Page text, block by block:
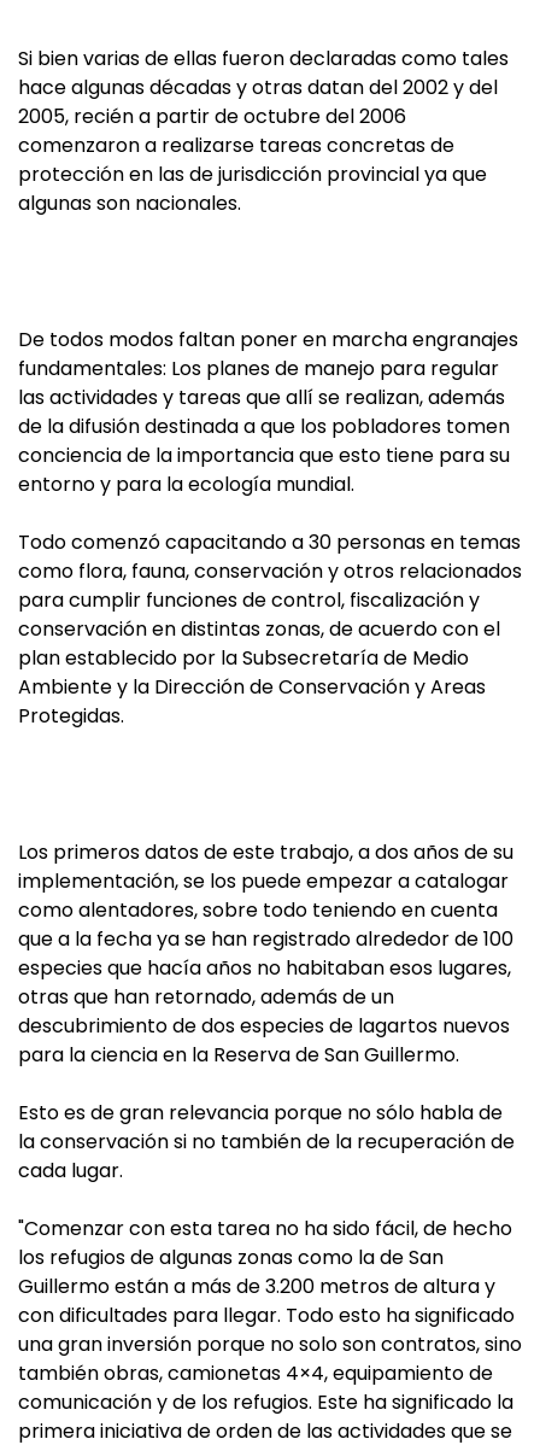
Si bien varias de ellas fueron declaradas como tales
hace algunas décadas y otras datan del 2002 y del
2005, recién a partir de octubre del 2006
comenzaron a realizarse tareas concretas de
protección en las de jurisdicción provincial ya que
algunas son nacionales.
De todos modos faltan poner en marcha engranajes
fundamentales: Los planes de manejo para regular
las actividades y tareas que allí se realizan, además
de la difusión destinada a que los pobladores tomen
conciencia de la importancia que esto tiene para su
entorno y para la ecología mundial.
Todo comenzó capacitando a 30 personas en temas
como flora, fauna, conservación y otros relacionados
para cumplir funciones de control, fiscalización y
conservación en distintas zonas, de acuerdo con el
plan establecido por la Subsecretaría de Medio
Ambiente y la Dirección de Conservación y Areas
Protegidas.
Los primeros datos de este trabajo, a dos años de su
implementación, se los puede empezar a catalogar
como alentadores, sobre todo teniendo en cuenta
que a la fecha ya se han registrado alrededor de 100
especies que hacía años no habitaban esos lugares,
otras que han retornado, además de un
descubrimiento de dos especies de lagartos nuevos
para la ciencia en la Reserva de San Guillermo.
Esto es de gran relevancia porque no sólo habla de
la conservación si no también de la recuperación de
cada lugar.
"Comenzar con esta tarea no ha sido fácil, de hecho
los refugios de algunas zonas como la de San
Guillermo están a más de 3.200 metros de altura y
con dificultades para llegar. Todo esto ha significado
una gran inversión porque no solo son contratos, sino
también obras, camionetas 4×4, equipamiento de
comunicación y de los refugios. Este ha significado la
primera iniciativa de orden de las actividades que se